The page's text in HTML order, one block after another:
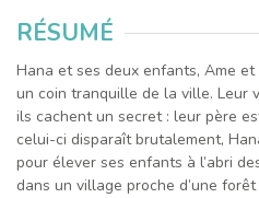
RÉSUMÉ
Hana et ses deux enfants, Ame
un coin tranquille de la ville. Leur
ils cachent un secret : leur père
celui-ci disparaît brutalement,
pour élever ses enfants à l’abri
dans un village proche d’une